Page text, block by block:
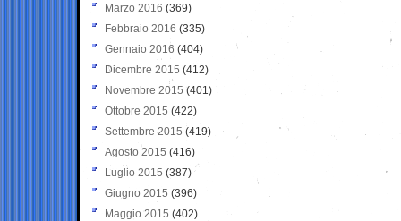
Marzo 2016 (369)
Febbraio 2016 (335)
Gennaio 2016 (404)
Dicembre 2015 (412)
Novembre 2015 (401)
Ottobre 2015 (422)
Settembre 2015 (419)
Agosto 2015 (416)
Luglio 2015 (387)
Giugno 2015 (396)
Maggio 2015 (402)